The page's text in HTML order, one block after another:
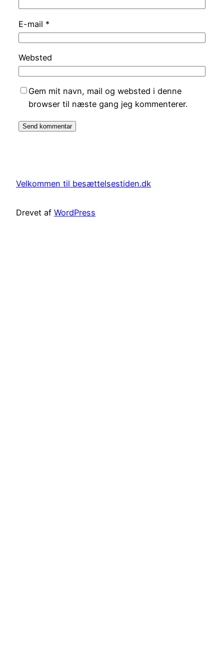
E-mail *
Websted
Gem mit navn, mail og websted i denne
browser til næste gang jeg kommenterer.
Velkommen til besættelsestiden.dk
Drevet af WordPress